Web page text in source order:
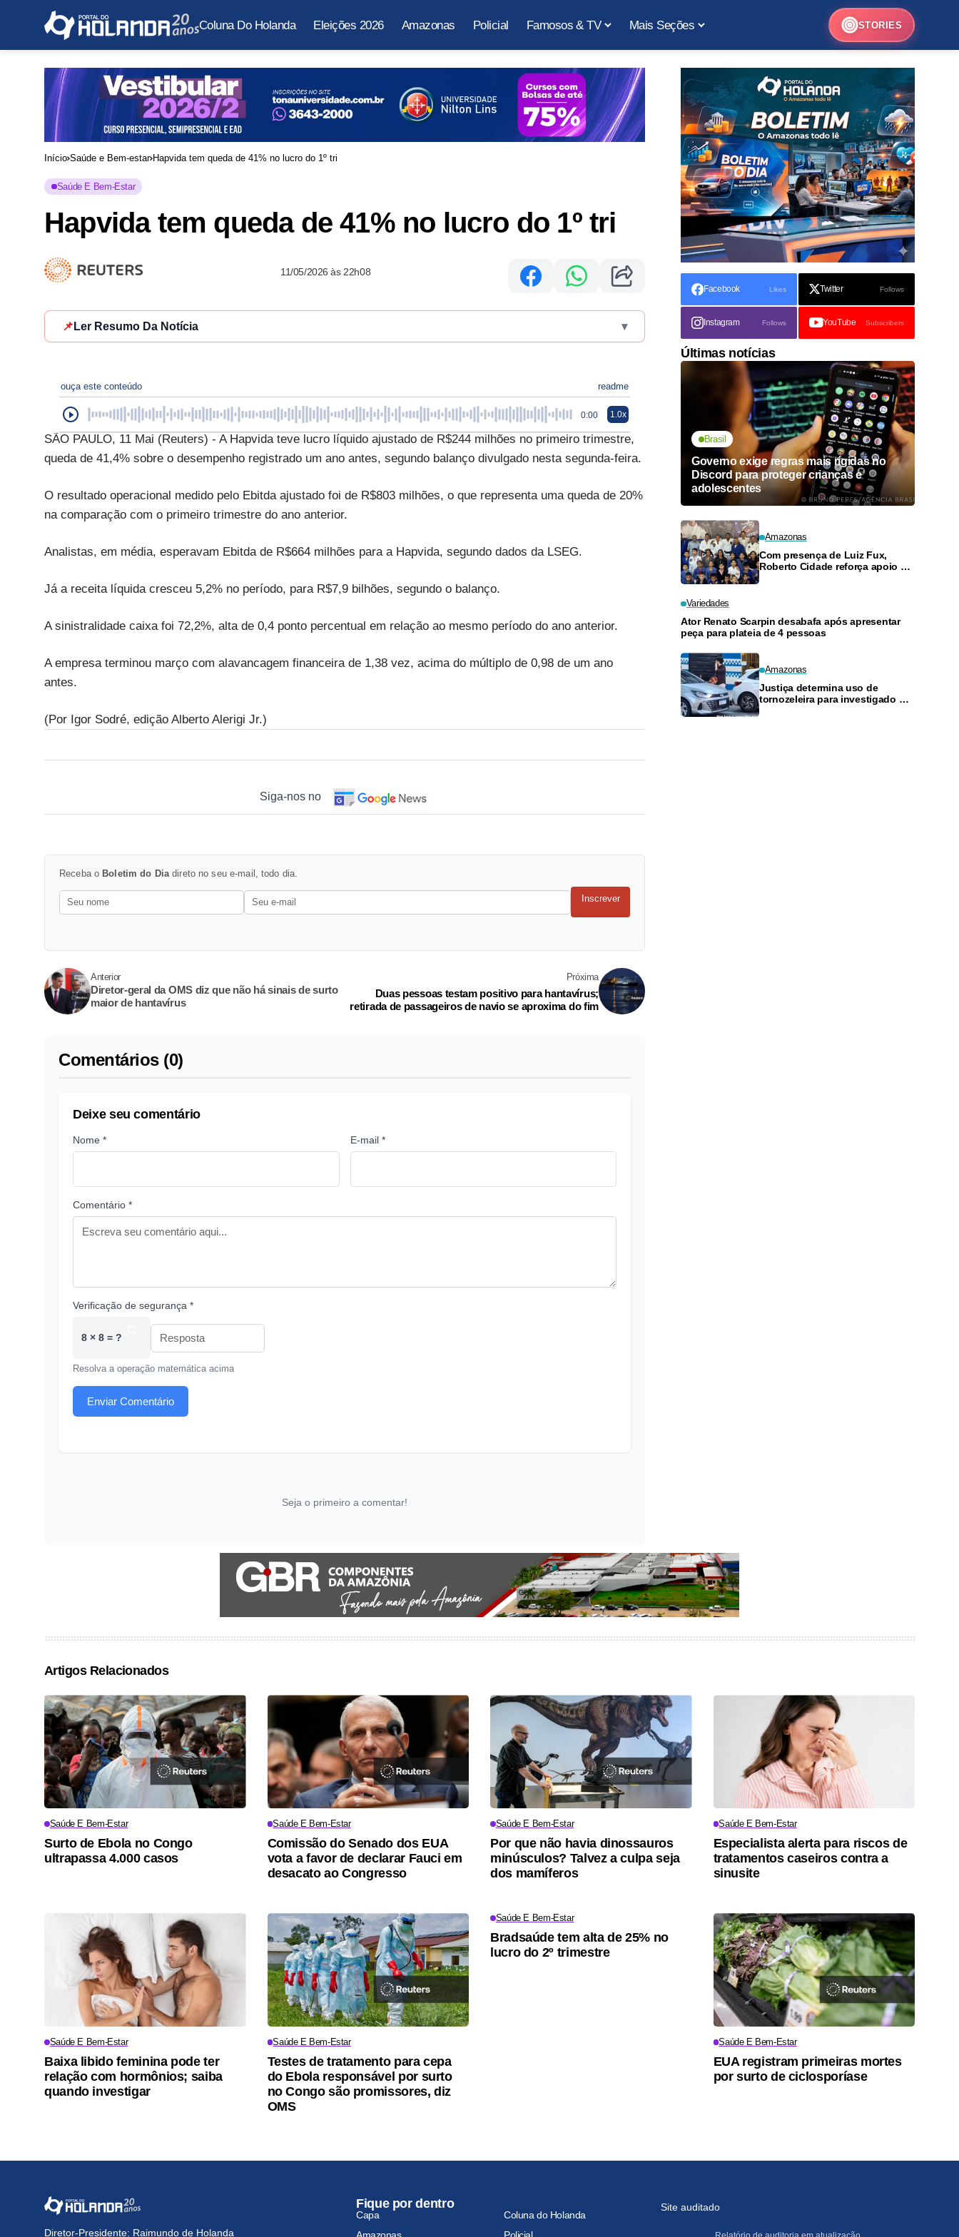
Coluna Do Holanda Eleições 2026 Amazonas Policial Famosos & TV Mais Seções STORIES
Início Saúde e Bem-estar Hapvida tem queda de 41% no lucro do 1º tri
Saúde E Bem-Estar
Hapvida tem queda de 41% no lucro do 1º tri
11/05/2026 às 22h08
📌 Ler Resumo Da Notícia ▾
ouça este conteúdo readme
0:00 1.0x
SÃO PAULO, 11 Mai (Reuters) - A Hapvida teve lucro líquido ajustado de R$244 milhões no primeiro trimestre,
queda de 41,4% sobre o desempenho registrado um ano antes, segundo balanço divulgado nesta segunda-feira.
O resultado operacional medido pelo Ebitda ajustado foi de R$803 milhões, o que representa uma queda de 20%
na comparação com o primeiro trimestre do ano anterior.
Analistas, em média, esperavam Ebitda de R$664 milhões para a Hapvida, segundo dados da LSEG.
Já a receita líquida cresceu 5,2% no período, para R$7,9 bilhões, segundo o balanço.
A sinistralidade caixa foi 72,2%, alta de 0,4 ponto percentual em relação ao mesmo período do ano anterior.
A empresa terminou março com alavancagem financeira de 1,38 vez, acima do múltiplo de 0,98 de um ano
antes.
(Por Igor Sodré, edição Alberto Alerigi Jr.)
Siga-nos no
Receba o Boletim do Dia direto no seu e-mail, todo dia.
Inscrever
Anterior
Diretor-geral da OMS diz que não há sinais de surto
maior de hantavírus
Próxima
Duas pessoas testam positivo para hantavírus;
retirada de passageiros de navio se aproxima do fim
Comentários (0)
Deixe seu comentário
Nome * E-mail *
Comentário *
Verificação de segurança *
8 × 8 = ?
Resolva a operação matemática acima
Enviar Comentário
Seja o primeiro a comentar!
Facebook Likes Twitter Follows
Instagram Follows YouTube Subscribers
Últimas notícias
Brasil
Governo exige regras mais rígidas no
Discord para proteger crianças e
adolescentes
Amazonas
Com presença de Luiz Fux,
Roberto Cidade reforça apoio a
Variedades
Ator Renato Scarpin desabafa após apresentar
peça para plateia de 4 pessoas
Amazonas
Justiça determina uso de
tornozeleira para investigado por
Artigos Relacionados
Saúde E Bem-Estar
Surto de Ebola no Congo
ultrapassa 4.000 casos
Saúde E Bem-Estar
Comissão do Senado dos EUA
vota a favor de declarar Fauci em
desacato ao Congresso
Saúde E Bem-Estar
Por que não havia dinossauros
minúsculos? Talvez a culpa seja
dos mamíferos
Saúde E Bem-Estar
Especialista alerta para riscos de
tratamentos caseiros contra a
sinusite
Saúde E Bem-Estar
Baixa libido feminina pode ter
relação com hormônios; saiba
quando investigar
Saúde E Bem-Estar
Testes de tratamento para cepa
do Ebola responsável por surto
no Congo são promissores, diz
OMS
Saúde E Bem-Estar
Bradsaúde tem alta de 25% no
lucro do 2º trimestre
Saúde E Bem-Estar
EUA registram primeiras mortes
por surto de ciclosporíase
Diretor-Presidente: Raimundo de Holanda
Fique por dentro
Capa
Coluna do Holanda
Site auditado